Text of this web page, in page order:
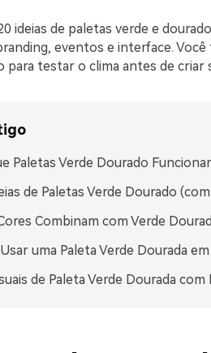
ideias de paletas verde e
eventos e interface.
para testar o clima antes de criar
Paletas Verde Dourado
de Paletas Verde Dourado
Combinam com Verde
uma Paleta Verde Dourada
de Paleta Verde Dourada com